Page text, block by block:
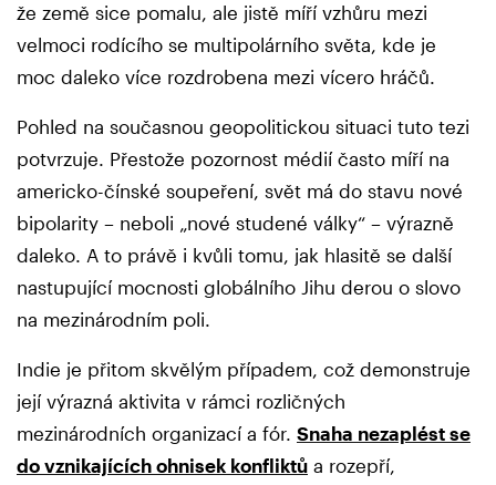
že země sice pomalu, ale jistě míří vzhůru mezi
velmoci rodícího se multipolárního světa, kde je
moc daleko více rozdrobena mezi vícero hráčů.
Pohled na současnou geopolitickou situaci tuto tezi
potvrzuje. Přestože pozornost médií často míří na
americko-čínské soupeření, svět má do stavu nové
bipolarity – neboli „nové studené války“ – výrazně
daleko. A to právě i kvůli tomu, jak hlasitě se další
nastupující mocnosti globálního Jihu derou o slovo
na mezinárodním poli.
Indie je přitom skvělým případem, což demonstruje
její výrazná aktivita v rámci rozličných
mezinárodních organizací a fór. Snaha nezaplést se
do vznikajících ohnisek konfliktů a rozepří,